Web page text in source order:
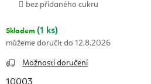
bez přidaného cukru
Skladem (1 ks)
12.8.2026
Možnosti doručení